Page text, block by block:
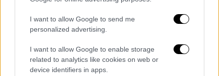
I want to allow Google to send me
personalized advertising.
I want to allow Google to enable storage
related to analytics like cookies on web or
device identifiers in apps.
Ερωτηθείς αν πιστεύει ότι το έργο –έστω
και με την προσωρινή μορφή του–